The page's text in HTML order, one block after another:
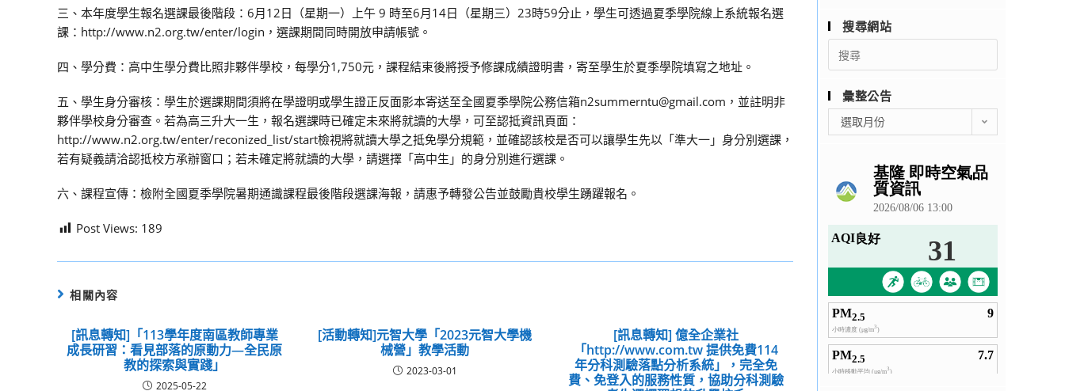
三、本年度學生報名選課最後階段：6月12日（星期一）上午 9 時至6月14日（星期三）23時59分止，學生可透過夏季學院線上系統報名選
課：http://www.n2.org.tw/enter/login，選課期間同時開放申請帳號。
四、學分費：高中生學分費比照非夥伴學校，每學分1,750元，課程結束後將授予修課成績證明書，寄至學生於夏季學院填寫之地址。
五、學生身分審核：學生於選課期間須將在學證明或學生證正反面影本寄送至全國夏季學院公務信箱n2summerntu@gmail.com，並註明非
夥伴學校身分審查。若為高三升大一生，報名選課時已確定未來將就讀的大學，可至認抵資訊頁面：
http://www.n2.org.tw/enter/reconized_list/start檢視將就讀大學之抵免學分規範，並確認該校是否可以讓學生先以「準大一」身分別選課，
若有疑義請洽認抵校方承辦窗口；若未確定將就讀的大學，請選擇「高中生」的身分別進行選課。
六、課程宣傳：檢附全國夏季學院暑期通識課程最後階段選課海報，請惠予轉發公告並鼓勵貴校學生踴躍報名。
Post Views: 189
相關內容
[訊息轉知]「113學年度南區教師專業
成長研習：看見部落的原動力—全民原
教的探索與實踐」
2025-05-22
[活動轉知]元智大學「2023元智大學機
械營」教學活動
2023-03-01
[訊息轉知] 億全企業社
「http://www.com.tw 提供免費114
年分科測驗落點分析系統」，完全免
費、免登入的服務性質，協助分科測驗
搜尋網站
Search
for:
彙整公告
整
選取月份